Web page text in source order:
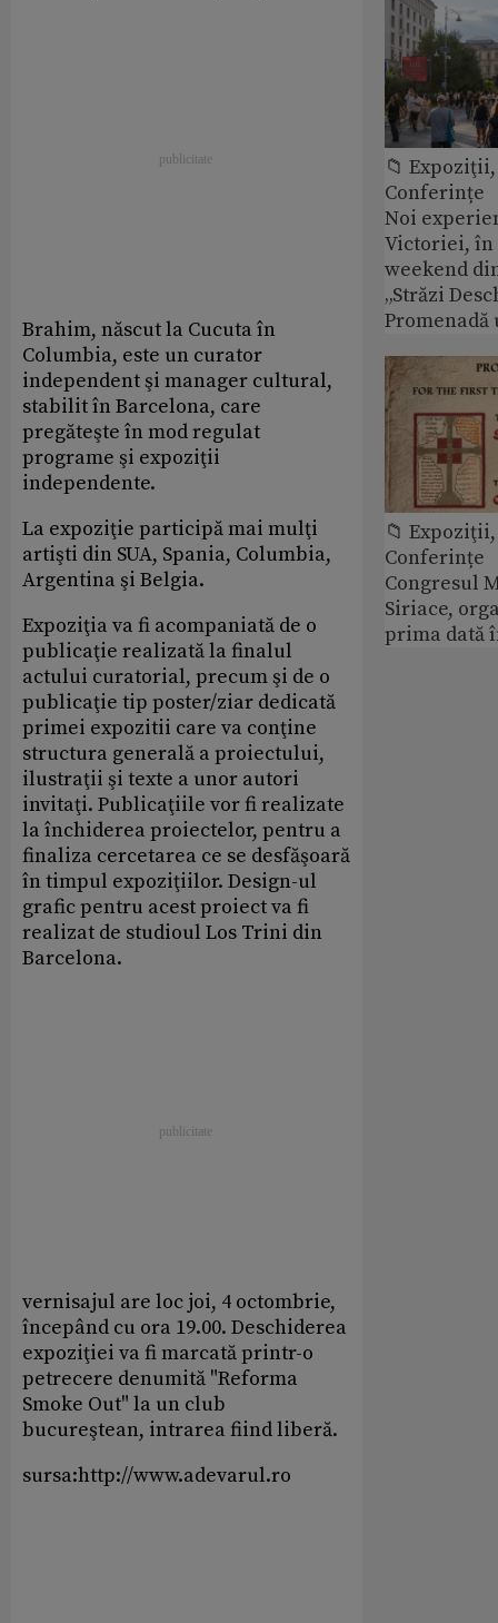
Brahim, născut la Cucuta în
Columbia, este un curator
independent şi manager cultural,
stabilit în Barcelona, care
pregăteşte în mod regulat
programe şi expoziţii
independente.
La expoziţie participă mai mulţi
artişti din SUA, Spania, Columbia,
Argentina şi Belgia.
Expoziţia va fi acompaniată de o
publicaţie realizată la finalul
actului curatorial, precum şi de o
publicaţie tip poster/ziar dedicată
primei expozitii care va conţine
structura generală a proiectului,
ilustraţii şi texte a unor autori
invitaţi. Publicaţiile vor fi realizate
la închiderea proiectelor, pentru a
finaliza cercetarea ce se desfăşoară
în timpul expoziţiilor. Design-ul
grafic pentru acest proiect va fi
realizat de studioul Los Trini din
Barcelona.
vernisajul are loc joi, 4 octombrie,
începând cu ora 19.00. Deschiderea
expoziţiei va fi marcată printr-o
petrecere denumită "Reforma
Smoke Out" la un club
bucureştean, intrarea fiind liberă.
sursa:http://www.adevarul.ro
📁
Conferințe
Noi
Victoriei,
weekend
„Străzi
Promenadă
📁
Conferințe
Congresul
Siriace,
prima dată